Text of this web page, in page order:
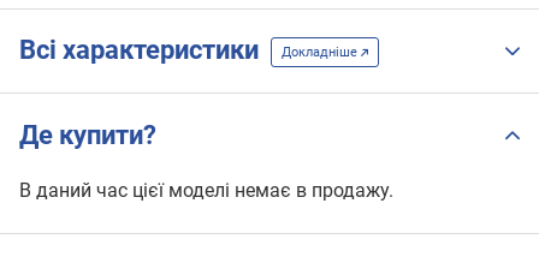
Всі характеристики Докладніше
Де купити?
В даний час цієї моделі немає в продажу.